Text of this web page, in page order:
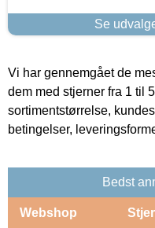
Se
Vi har gennemgået de
dem med stjerner fra 1 til
sortimentstørrelse,
betingelser,
Bedst
Webshop